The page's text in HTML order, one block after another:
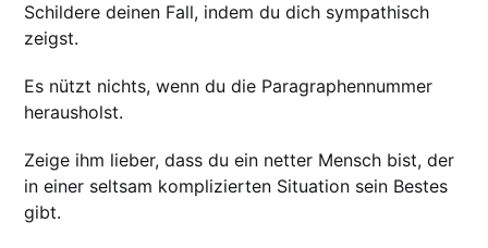
Schildere deinen Fall, indem du dich sympathisch
zeigst.
Es nützt nichts, wenn du die Paragraphennummer
herausholst.
Zeige ihm lieber, dass du ein netter Mensch bist, der
in einer seltsam komplizierten Situation sein Bestes
gibt.